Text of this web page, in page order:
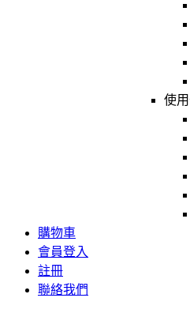
使
購物車
會員登入
註冊
聯絡我們